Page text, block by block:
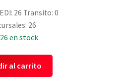
26 Transito: 0
26
26 en stock
al carrito